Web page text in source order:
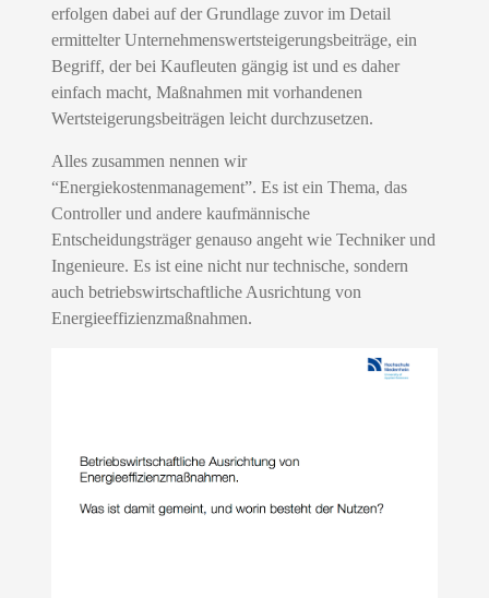
erfolgen dabei auf der Grundlage zuvor im Detail
ermittelter Unternehmenswertsteigerungsbeiträge, ein
Begriff, der bei Kaufleuten gängig ist und es daher
einfach macht, Maßnahmen mit vorhandenen
Wertsteigerungsbeiträgen leicht durchzusetzen.
Alles zusammen nennen wir
“Energiekostenmanagement”. Es ist ein Thema, das
Controller und andere kaufmännische
Entscheidungsträger genauso angeht wie Techniker und
Ingenieure. Es ist eine nicht nur technische, sondern
auch betriebswirtschaftliche Ausrichtung von
Energieeffizienzmaßnahmen.